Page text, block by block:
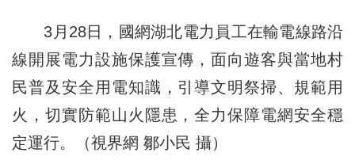
3月28日，國網湖北電力員工在輸電線路沿
線開展電力設施保護宣傳，面向遊客與當地村
民普及安全用電知識，引導文明祭掃、規範用
火，切實防範山火隱患，全力保障電網安全穩
定運行。（視界網 鄒小民 攝）